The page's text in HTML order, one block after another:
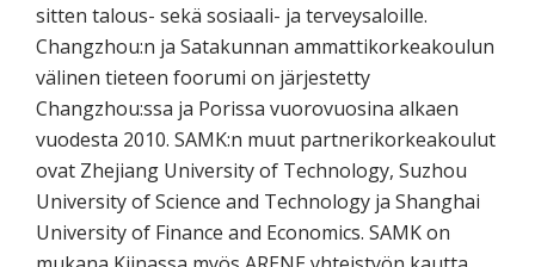
sitten talous- sekä sosiaali- ja terveysaloille.
Changzhou:n ja Satakunnan ammattikorkeakoulun
välinen tieteen foorumi on järjestetty
Changzhou:ssa ja Porissa vuorovuosina alkaen
vuodesta 2010. SAMK:n muut partnerikorkeakoulut
ovat Zhejiang University of Technology, Suzhou
University of Science and Technology ja Shanghai
University of Finance and Economics. SAMK on